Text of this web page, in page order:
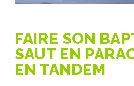
FAIRE SON
SAUT EN
EN TANDEM